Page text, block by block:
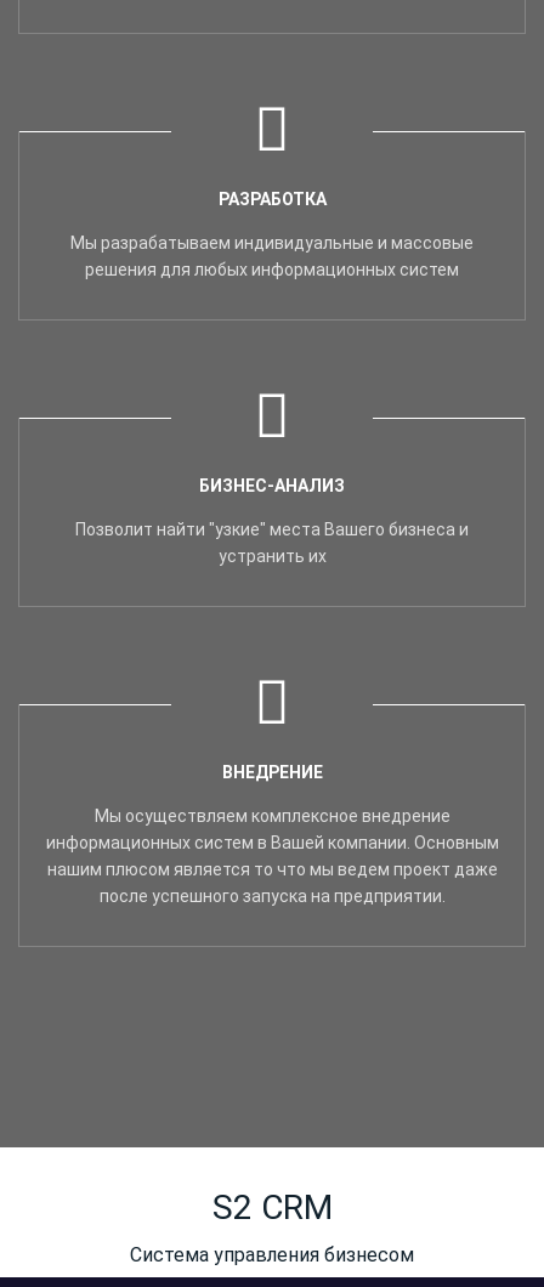
РАЗРАБОТКА
Мы разрабатываем индивидуальные и массовые
решения для любых информационных систем
БИЗНЕС-АНАЛИЗ
Позволит найти "узкие" места Вашего бизнеса и
устранить их
ВНЕДРЕНИЕ
Мы осуществляем комплексное внедрение
информационных систем в Вашей компании. Основным
нашим плюсом является то что мы ведем проект даже
после успешного запуска на предприятии.
S2 CRM
Система управления бизнесом